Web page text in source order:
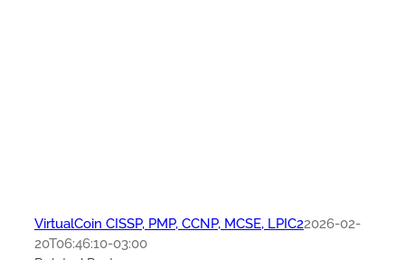
VirtualCoin CISSP, PMP, CCNP, MCSE, LPIC22026-02-
20T06:46:10-03:00